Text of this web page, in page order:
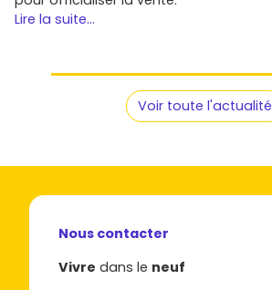
Lire la suite...
Voir toute l'actualité
Nous contacter
Vivre dans le neuf